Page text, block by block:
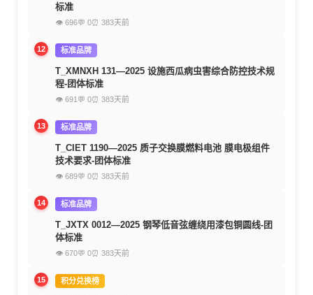
标准
👁 696💬 0⏰ 383天前
12 标准品牌
T_XMNXH 131—2025 设施西瓜病虫害综合防控技术规
程-团体标准
👁 691 💬 0⏰ 383天前
13 标准品牌
T_CIET 1190—2025 质子交换膜燃料电池 膜电极组件
技术要求-团体标准
👁 689💬 0⏰ 383天前
14 标准品牌
T_JXTX 0012—2025 钢琴低音弦缠绕用漆包铜圆线-团
体标准
👁 670💬 0⏰ 383天前
15 积分兑换榜